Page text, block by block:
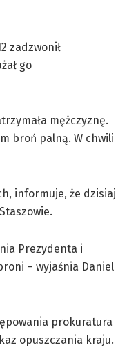
zadzwonił
go
mężczyznę.
broń palną. W chwili
informuje, że dzisiaj
Prezydenta i
– wyjaśnia Daniel
prokuratura
opuszczania kraju.